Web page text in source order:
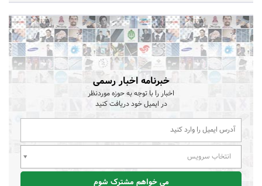
خبرنامه اخبار رسمی
اخبار را با توجه به حوزه موردنظر
در ایمیل خود دریافت کنید
انتخاب سرویس
می خواهم مشترک شوم